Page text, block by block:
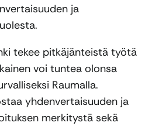
ja
tekee pitkäjänteistä työtä
voi tuntea olonsa
Raumalla.
yhdenvertaisuuden ja
merkitystä sekä